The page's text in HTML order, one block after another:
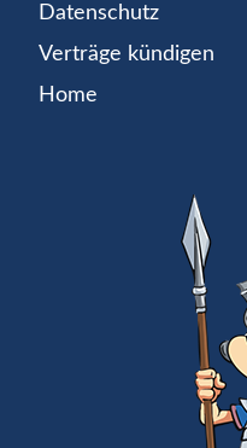
Datenschutz
Verträge kündigen
Home